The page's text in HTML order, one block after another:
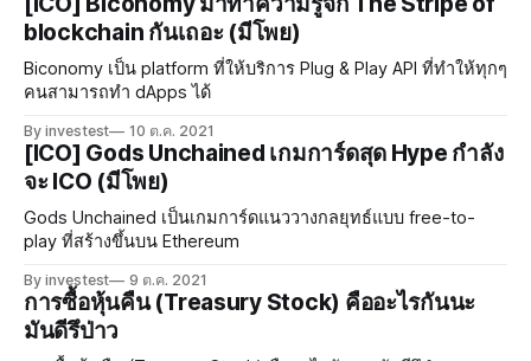
blockchain กันเถอะ (มีโพย)
Biconomy เป็น platform ที่ให้บริการ Plug & Play API ที่ทำให้ทุกๆ
คนสามารถทำ dApps ได้
By investest 10 ต.ค. 2021
[ICO] Gods Unchained เกมการ์ดสุด Hype กำลัง
จะ ICO (มีโพย)
Gods Unchained เป็นเกมการ์ดแนววางกลยุทธ์แบบ free-to-
play ที่สร้างขึ้นบน Ethereum
By investest 9 ต.ค. 2021
การซื้อหุ้นคืน (Treasury Stock) คืออะไรกันนะ
มันดีรึป่าว